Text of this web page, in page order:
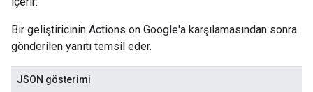
Bir geliştiricinin Actions on Google'a karşılamasından sonra
gönderilen yanıtı temsil eder.
JSON gösterimi